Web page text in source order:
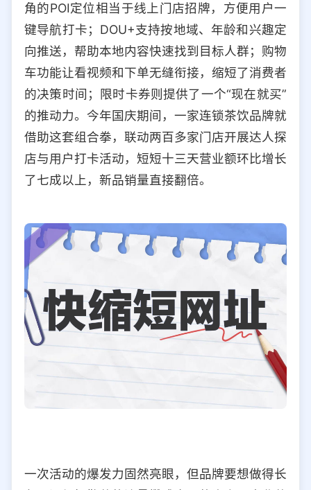
角的POI定位相当于线上门店招牌，方便用户一
键导航打卡；DOU+支持按地域、年龄和兴趣定
向推送，帮助本地内容快速找到目标人群；购物
车功能让看视频和下单无缝衔接，缩短了消费者
的决策时间；限时卡券则提供了一个“现在就买”
的推动力。今年国庆期间，一家连锁茶饮品牌就
借助这套组合拳，联动两百多家门店开展达人探
店与用户打卡活动，短短十三天营业额环比增长
了七成以上，新品销量直接翻倍。
一次活动的爆发力固然亮眼，但品牌要想做得长